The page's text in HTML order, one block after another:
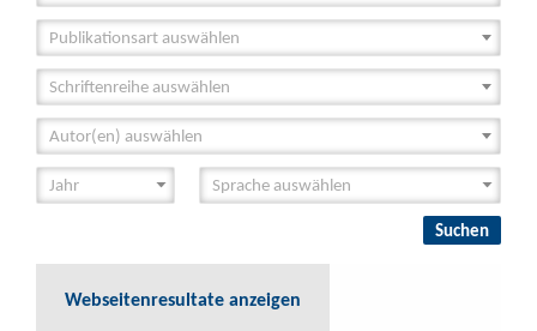
Publikationsart auswählen
Schriftenreihe auswählen
Autor(en) auswählen
Webseitenresultate anzeigen